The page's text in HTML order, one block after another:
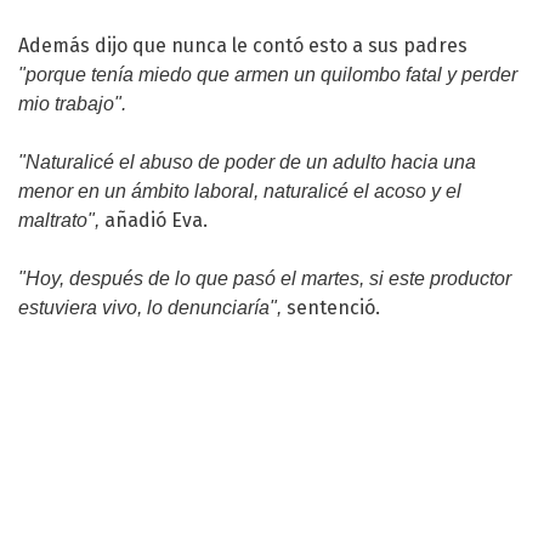
Además dijo que nunca le contó esto a sus padres
"porque tenía miedo que armen un quilombo fatal y perder
mio trabajo".
"Naturalicé el abuso de poder de un adulto hacia una
menor en un ámbito laboral, naturalicé el acoso y el
maltrato", añadió Eva.
"Hoy, después de lo que pasó el martes, si este productor
estuviera vivo, lo denunciaría", sentenció.